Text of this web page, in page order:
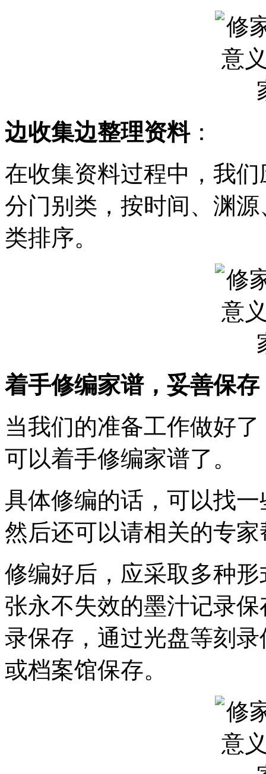
边收集边整理资料：
在收集资料过程中，我
分门别类，按时间、渊
类排序。
着手修编家谱，妥善保存
当我们的准备工作做好
可以着手修编家谱了。
具体修编的话，可以找
然后还可以请相关的专
修编好后，应采取多种
张永不失效的墨汁记录
录保存，通过光盘等刻
或档案馆保存。